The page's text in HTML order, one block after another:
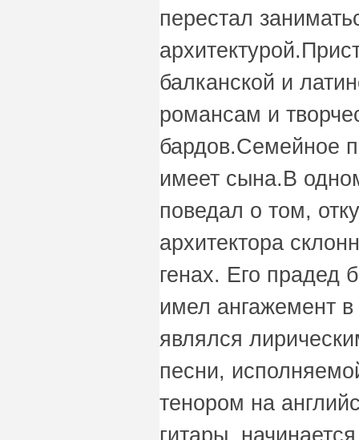
перестал
балканской и
романсам и
бардов.Семейное
имеет сына.В
поведал о том,
архитектора
генах. Его прадед
имел ангажемент
являлся
песни,
тенором на
гитары,